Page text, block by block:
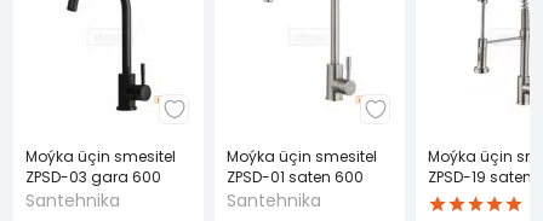
Moýka üçin smesitel
ZPSD-03 gara 600
mm
Santehnika
Moýka üçin smesitel
ZPSD-01 saten 600
mm
Santehnika
Moýka üçin
ZPSD-19 saten
mm